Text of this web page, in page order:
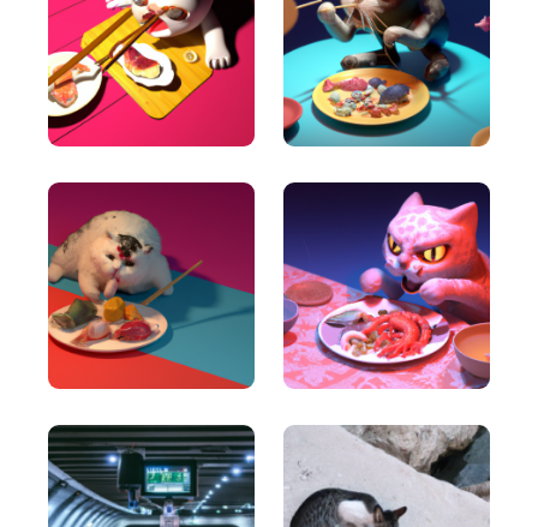
Article Outlines
Detailed article outlines that help you write better
content on a consistent basis.
Talking Points
Write short, simple and informative points for the
subheadings of your article
Paragraph Writer
پرو